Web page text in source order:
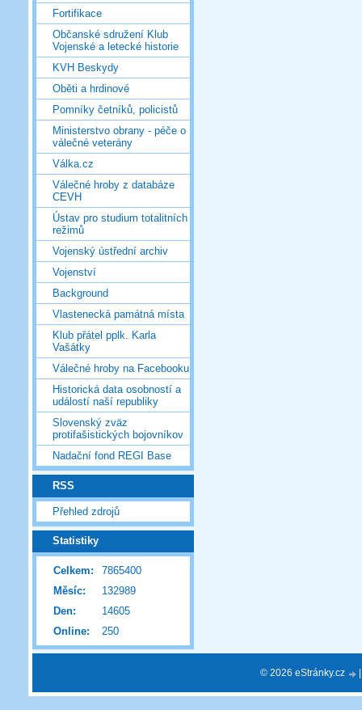
Fortifikace
Občanské sdružení Klub
Vojenské a letecké historie
KVH Beskydy
Oběti a hrdinové
Pomníky četníků, policistů
Ministerstvo obrany - péče o
válečné veterány
Válka.cz
Válečné hroby z databáze
CEVH
Ústav pro studium totalitních
režimů
Vojenský ústřední archiv
Vojenství
Background
Vlastenecká památná místa
Klub přátel pplk. Karla
Vašátky
Válečné hroby na Facebooku
Historická data osobností a
událostí naší republiky
Slovenský zväz
protifašistických bojovníkov
Nadační fond REGI Base
RSS
Přehled zdrojů
Statistiky
Online: 250
Celkem:
7865400
Měsíc:
132989
Den:
14605
© 2026 eStránky.cz